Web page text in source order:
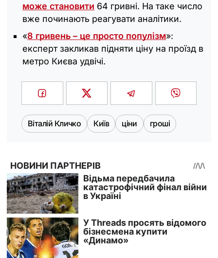
може становити 64 гривні. На таке число
вже починають реагувати аналітики.
«8 гривень – це просто популізм»:
експерт закликав підняти ціну на проїзд в
метро Києва удвічі.
Віталій Кличко Київ ціни гроші